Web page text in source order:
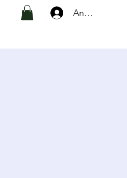
Anmelden